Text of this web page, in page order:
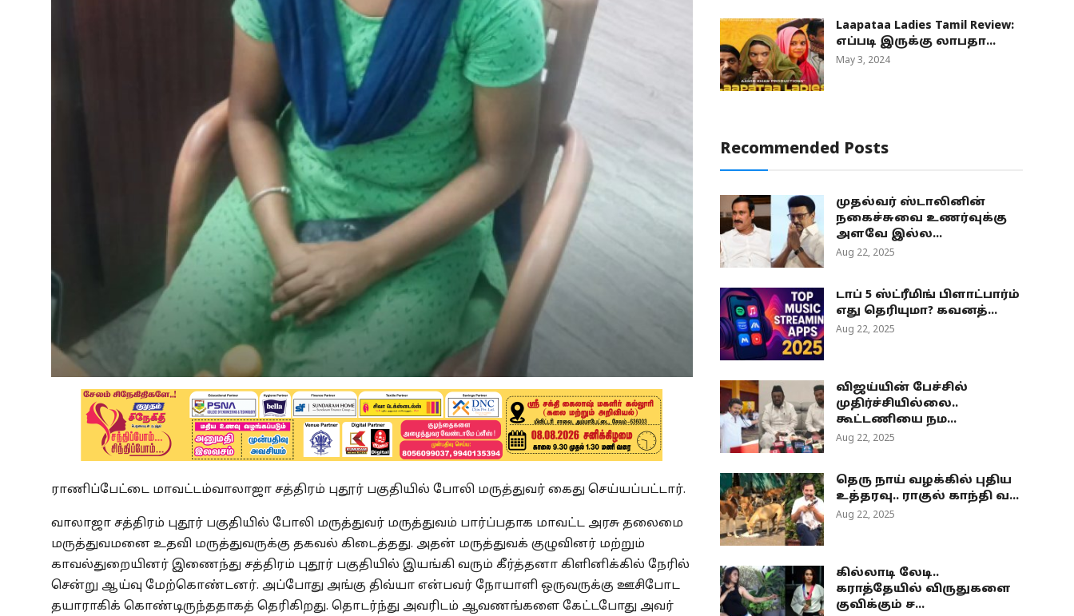
ராணிப்பேட்டை மாவட்டம்வாலாஜா சத்திரம் புதூர் பகுதியில் போலி மருத்துவர் கைது செய்யப்பட்டார்.
வாலாஜா சத்திரம் புதூர் பகுதியில் போலி மருத்துவர் மருத்துவம் பார்ப்பதாக மாவட்ட அரசு தலைமை
மருத்துவமனை உதவி மருத்துவருக்கு தகவல் கிடைத்தது. அதன் மருத்துவக் குழுவினர் மற்றும்
காவல்துறையினர் இணைந்து சத்திரம் புதூர் பகுதியில் இயங்கி வரும் கீர்த்தனா கிளினிக்கில் நேரில்
சென்று ஆய்வு மேற்கொண்டனர். அப்போது அங்கு திவ்யா என்பவர் நோயாளி ஒருவருக்கு ஊசிபோட
தயாராகிக் கொண்டிருந்ததாகத் தெரிகிறது. தொடர்ந்து அவரிடம் ஆவணங்களை கேட்டபோது அவர்
Laapataa Ladies Tamil Review:
எப்படி இருக்கு லாபதா...
May 3, 2024
Recommended Posts
முதல்வர் ஸ்டாலினின்
நகைச்சுவை உணர்வுக்கு
அளவே இல்ல...
Aug 22, 2025
டாப் 5 ஸ்ட்ரீமிங் பிளாட்பார்ம்
எது தெரியுமா? கவனத்...
Aug 22, 2025
விஜய்யின் பேச்சில்
முதிர்ச்சியில்லை..
கூட்டணியை நம...
Aug 22, 2025
தெரு நாய் வழக்கில் புதிய
உத்தரவு.. ராகுல் காந்தி வ...
Aug 22, 2025
கில்லாடி லேடி..
கராத்தேயில் விருதுகளை
குவிக்கும் ச...